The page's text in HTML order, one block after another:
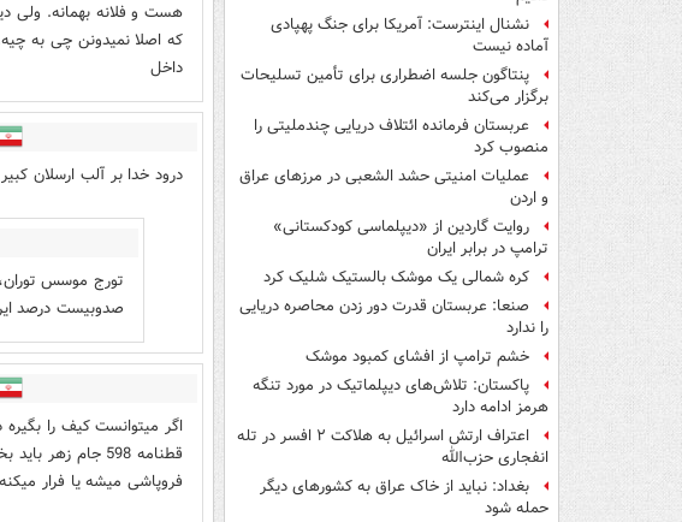
نشنال اینترست: آمریکا برای جنگ پهپادی
آماده نیست
پنتاگون جلسه اضطراری برای تأمین تسلیحات
برگزار می‌کند
عربستان فرمانده ائتلاف دریایی چندملیتی را
منصوب کرد
عملیات امنیتی حشد الشعبی در مرزهای عراق
و اردن
روایت گاردین از «دیپلماسی کودکستانی»
ترامپ در برابر ایران
کره شمالی یک موشک بالستیک شلیک کرد
صنعا: عربستان قدرت دور زدن محاصره دریایی
را ندارد
خشم ترامپ از افشای کمبود موشک
پاکستان: تلاش‌های دیپلماتیک در مورد تنگه
هرمز ادامه دارد
اعتراف ارتش اسرائیل به هلاکت ۲ افسر در تله
انفجاری حزب‌الله
بغداد: نباید از خاک عراق به کشورهای دیگر
حمله شود
هست و فلانه بهمانه. ولی
که اصلا نمیدونن چی به
داخل
درود خدا بر آلب ارسلان
تورج موسس
صدوبیست درصد
اگر میتوانست کیف را
قطنامه 598 جام
فروپاشی میشه یا فرار